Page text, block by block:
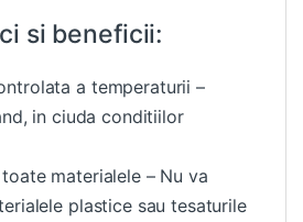
si beneficii:
a temperaturii –
in ciuda conditiilor
materialele – Nu va
plastice sau tesaturile